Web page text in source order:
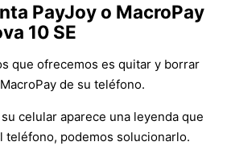
PayJoy o MacroPay
10 SE
que ofrecemos es quitar y borrar
de su teléfono.
celular aparece una leyenda que
teléfono, podemos solucionarlo.